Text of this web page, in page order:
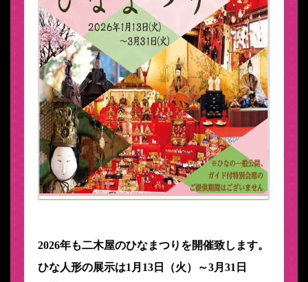
2026年も二木屋のひなまつりを開催致します。
ひな人形の展示は1月13日（火）～3月31日